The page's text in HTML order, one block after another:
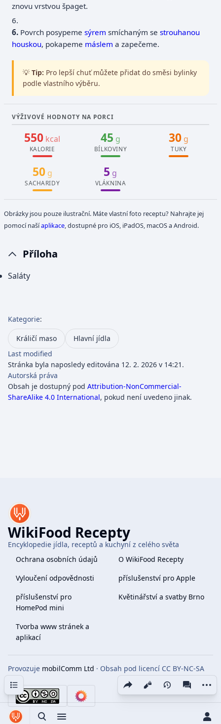
Toggle search
Toggle menu Toggle
Share this page
Zobrazení
znovu vrstvou špaget.
6.
Povrch posypemesýrem smíchaným sestrouhanou
houskou, pokapeme máslem a zapečeme.
💡 Tip: Pro lepší chuť můžete přidat do směsi bylinky
podle vlastního výběru.
VÝŽIVOVÉ HODNOTY NA PORCI
550 kcal
KALORIE
45 g
BÍLKOVINY
30 g
TUKY
50g
SACHARIDY
5 g
VLÁKNINA
Obrázky jsou pouze ilustrační. Máte vlastní foto receptu? Nahrajte jej
pomocí našíaplikace, dostupné pro iOS, iPadOS, macOS a Android.
Příloha
Saláty
Obsah
Kategorie:
Králičí maso
Hlavní jídla
Last modified
Stránka byla naposledy editována 12. 2. 2026 v 14:21.
Autorská práva
Obsah je dostupný pod Attribution-NonCommercial-
ShareAlike 4.0 International, pokud není uvedeno jinak.
WikiFood Recepty
Encyklopedie jídla, receptů a kuchyní z celého světa
Ochrana osobních údajů
O WikiFood Recepty
Vyloučení odpovědnosti
příslušenství pro Apple
příslušenství pro
HomePod mini
Květinářství a svatby Brno
Tvorba www stránek a
aplikací
Provozuje mobilComm Ltd · Obsah pod licencí CC BY-NC-SA
4.0